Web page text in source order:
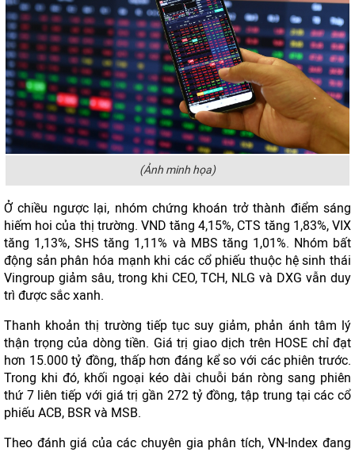
(Ảnh minh họa)
Ở chiều ngược lại, nhóm chứng khoán trở thành điểm sáng
hiếm hoi của thị trường. VND tăng 4,15%, CTS tăng 1,83%, VIX
tăng 1,13%, SHS tăng 1,11% và MBS tăng 1,01%. Nhóm bất
động sản phân hóa mạnh khi các cổ phiếu thuộc hệ sinh thái
Vingroup giảm sâu, trong khi CEO, TCH, NLG và DXG vẫn duy
trì được sắc xanh.
Thanh khoản thị trường tiếp tục suy giảm, phản ánh tâm lý
thận trọng của dòng tiền. Giá trị giao dịch trên HOSE chỉ đạt
hơn 15.000 tỷ đồng, thấp hơn đáng kể so với các phiên trước.
Trong khi đó, khối ngoại kéo dài chuỗi bán ròng sang phiên
thứ 7 liên tiếp với giá trị gần 272 tỷ đồng, tập trung tại các cổ
phiếu ACB, BSR và MSB.
Theo đánh giá của các chuyên gia phân tích, VN-Index đang